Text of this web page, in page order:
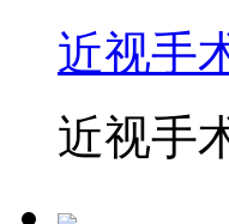
近视手
近视手